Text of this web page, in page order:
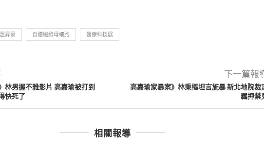
溫昇豪 自體纖維母細胞 醫療科技展
林男握不雅影片 高嘉瑜被打到
快死了
下一篇報
高嘉瑜家暴案》林秉樞坦言施暴 新北地院裁
羈押禁
相關報導